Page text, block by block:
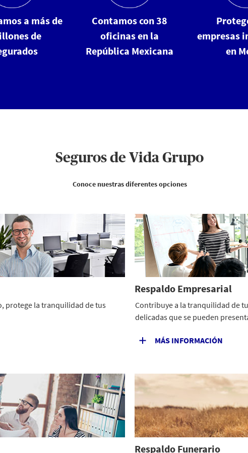
a más de
de
Contamos con 38
oficinas en la
República Mexicana
empresas
en
Seguros de Vida Grupo
Conoce nuestras diferentes opciones
protege la tranquilidad de tus
Respaldo Empresarial
Contribuye a la tranquilidad de
delicadas que se pueden
MÁS INFORMACIÓN
Respaldo Funerario